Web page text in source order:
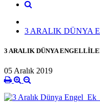
3 ARALIK DÜNYA
3 ARALIK DÜNYA
05 Aralık 2019